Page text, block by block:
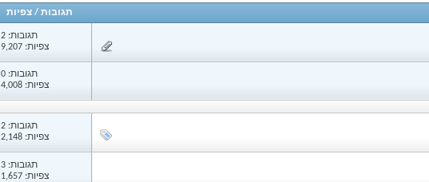
תגובות /צפיות
תגובות: 2
צפיות: 9,207
תגובות: 0
צפיות: 4,008
תגובות: 2
צפיות: 2,148
תגובות: 3
צפיות: 1,657